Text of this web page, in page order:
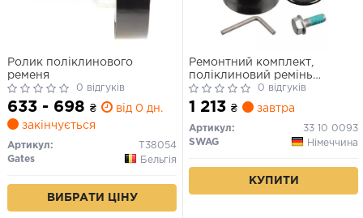
Ролик поліклинового
ременя
0 відгуків
633 - 698 ₴
від 0 дн.
закінчується
Артикул:
T38054
Gates
Бельгія
ВИБРАТИ ЦІНУ
Ремонтний комплект,
поліклиновий ремінь
натяжної планки
0 відгуків
1 213 ₴ завтра
Артикул:
33 10 0093
SWAG
Німеччина
КУПИТИ